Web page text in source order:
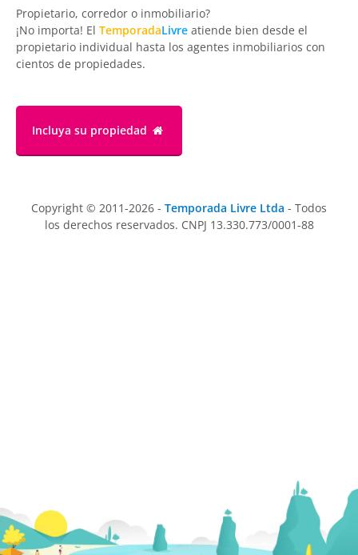
Propietario, corredor o inmobiliario?
¡No importa! El TemporadaLivre atiende bien desde el
propietario individual hasta los agentes inmobiliarios con
cientos de propiedades.
Incluya su propiedad
Copyright © 2011-2026 - Temporada Livre Ltda - Todos
los derechos reservados. CNPJ 13.330.773/0001-88